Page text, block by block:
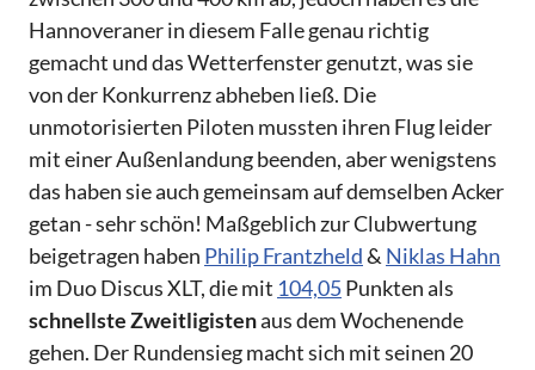
Hannoveraner in diesem Falle genau richtig
gemacht und das Wetterfenster genutzt, was sie
von der Konkurrenz abheben ließ. Die
unmotorisierten Piloten mussten ihren Flug leider
mit einer Außenlandung beenden, aber wenigstens
das haben sie auch gemeinsam auf demselben Acker
getan - sehr schön! Maßgeblich zur Clubwertung
beigetragen haben Philip Frantzheld& Niklas Hahn
im Duo Discus XLT, die mit 104,05Punkten als
schnellste Zweitligistenaus dem Wochenende
gehen. Der Rundensieg macht sich mit seinen 20